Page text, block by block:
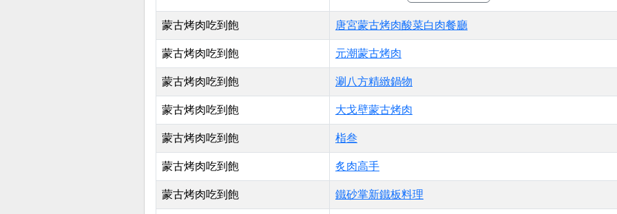
蒙古烤肉吃到飽 唐宮蒙古烤肉酸菜白肉餐廳
蒙古烤肉吃到飽 元潮蒙古烤肉
蒙古烤肉吃到飽 涮八方精緻鍋物
蒙古烤肉吃到飽 大戈壁蒙古烤肉
蒙古烤肉吃到飽 栺叁
蒙古烤肉吃到飽 炙肉高手
蒙古烤肉吃到飽 鐵砂掌新鐵板料理